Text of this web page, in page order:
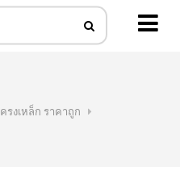
รงเหล็ก ราคาถูก